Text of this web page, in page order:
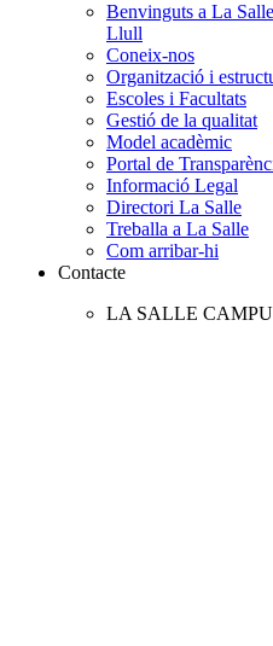
Benvinguts a La
Llull
Coneix-nos
Organització i
Escoles i Facultats
Gestió de la qualitat
Model acadèmic
Portal de
Informació Legal
Directori La Salle
Treballa a La Salle
Com arribar-hi
Contacte
LA SALLE